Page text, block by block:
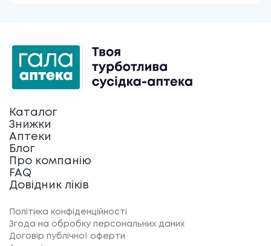
Каталог
Знижки
Аптеки
Блог
Про компанію
FAQ
Довідник ліків
Політика конфіденційності
Згода на обробку персональних даних
Договір публічної оферти